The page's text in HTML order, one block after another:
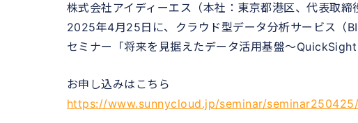
株式会社アイディーエス（本社：東京都港区、代表取
2025年4月25日に、クラウド型データ分析サービス（
セミナー「将来を見据えたデータ活用基盤～
お申し込みはこちら
https://www.sunnycloud.jp/seminar/seminar250425/